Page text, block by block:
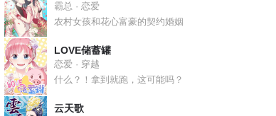
霸总 · 恋爱
农村女孩和花心富豪的契约婚姻
LOVE储蓄罐
恋爱 · 穿越
什么？！拿到就跑，这可能吗？
云天歌